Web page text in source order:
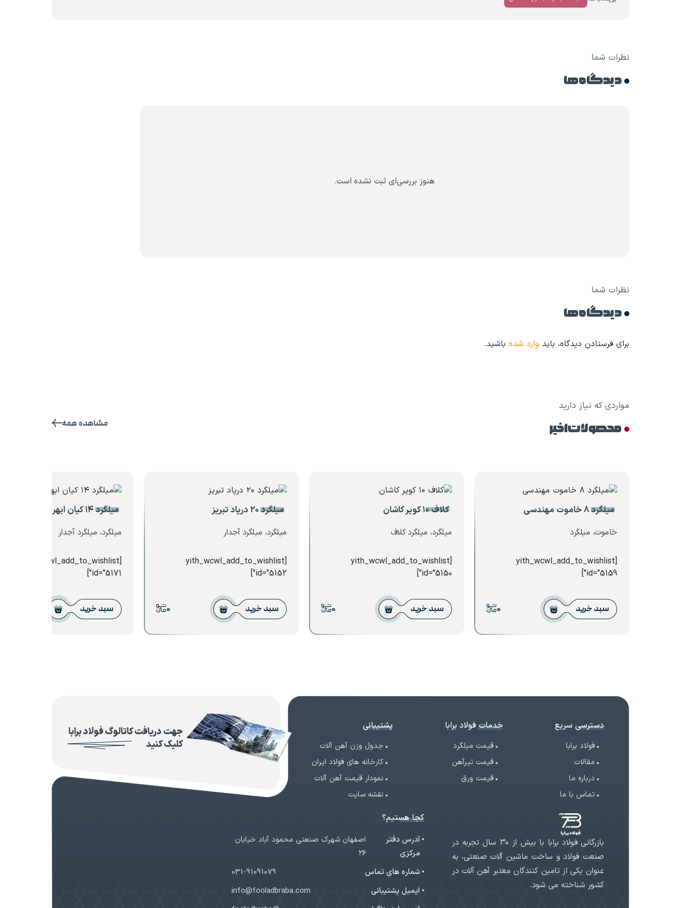
نظرات شما
دیدگاه ها
هنوز بررسی‌ای ثبت نشده است.
نظرات شما
دیدگاه ها
برای فرستادن دیدگاه، باید وارد شده باشید.
مواردی که نیاز دارید
محصولات اخیر مشاهده همه
میلگرد ۸ خاموت مهندسی
خاموت، میلگرد
[yith_wcwl_add_to_wishlist
id="5159"]
سبد خرید 0
کلاف ۱۰ کویر کاشان
میلگرد، میلگرد کلاف
[yith_wcwl_add_to_wishlist
id="5150"]
سبد خرید 0
میلگرد ۲۰ درپاد تبریز
میلگرد، میلگرد آجدار
[yith_wcwl_add_to_wishlist
id="5152"]
سبد خرید 0
میلگرد ۱۴ کیان ابهر
میلگرد، میلگرد آجدار
[yith_wcwl_add_to_wishlist
id="5171"]
سبد خرید
جهت دریافت کاتالوگ فولاد برابا
کلیک کنید
دسترسی سریع
فولاد برابا
مقالات
درباره ما
تماس با ما
خدمات فولاد برابا
قیمت میلگرد
قیمت تیرآهن
قیمت ورق
پشتیبانی
جدول وزن آهن آلات
کارخانه های فولاد ایران
نمودار قیمت آهن آلات
نقشه سایت
بازرگانی فولاد برابا با بیش از 30 سال تجربه در
صنعت فولاد و ساخت ماشین آلات صنعتی، به
عنوان یکی از تامین کنندگان معتبر آهن آلات در
کشور شناخته می شود.
کجا هستیم؟
آدرس دفتر
مرکزی
اصفهان شهرک صنعتی محمود آباد خیابان
۲۶
شماره های تماس
031-91091079
ایمیل پشتیبانی
info@fooladbraba.com